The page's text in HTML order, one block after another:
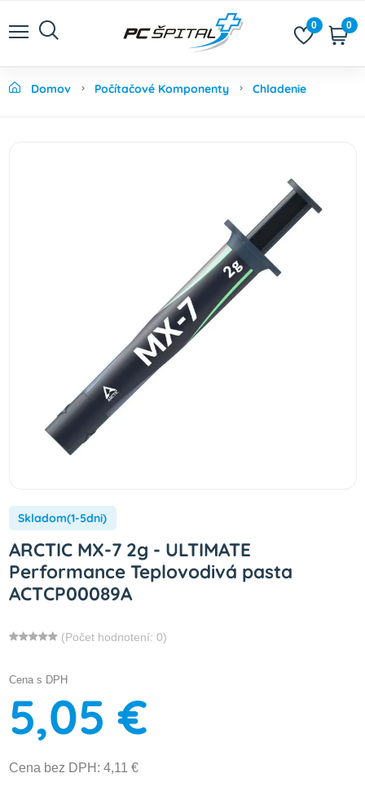
0 0
Domov Počítačové Komponenty Chladenie
Skladom(1-5dni)
ARCTIC MX-7 2g - ULTIMATE
Performance Teplovodivá pasta
ACTCP00089A
(Počet hodnotení: 0)
Cena s DPH
5,05 €
Cena bez DPH: 4,11 €